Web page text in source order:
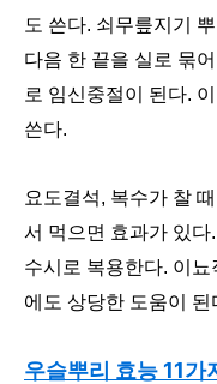
도 쓴다. 쇠무릎지기
다음 한 끝을 실로 묶
로 임신중절이 된다.
쓴다.
요도결석, 복수가 찰
서 먹으면 효과가 있
수시로 복용한다. 이
에도 상당한 도움이 된
우슬뿌리 효능 11가